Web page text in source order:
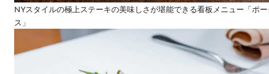
NYスタイルの極上ステーキの美味しさが堪能できる看板メニュー「ポ
ス」